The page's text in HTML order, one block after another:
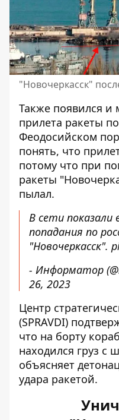
"Новочеркасск"
Также появился
прилета ракеты
Феодосийском
понять, что
потому что при
ракеты
пылал.
В сети
попадания по
"Новочеркасск".
- Информатор
26, 2023
Центр
(SPRAVDI)
что на борту
находился груз с
объясняет
удара ракетой.